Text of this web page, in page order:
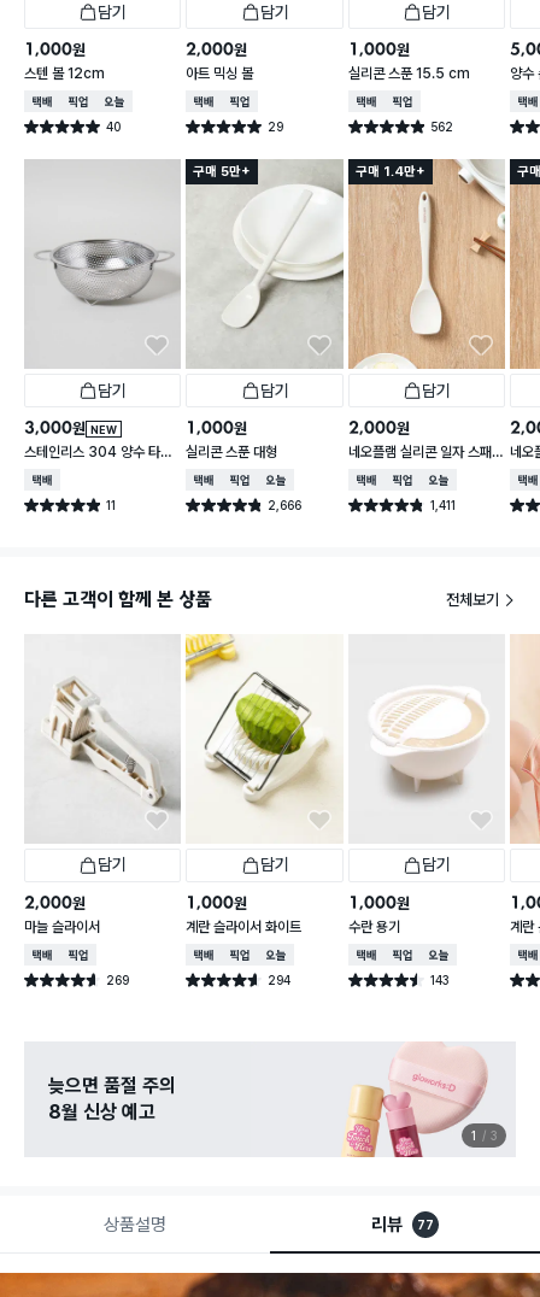
담기
1,000원
스텐 볼 12cm
택배배송매장픽업오늘배송
별점 5.0점 40
건 작성
담기
2,000원
아트 믹싱 볼
택배배송매장픽업
별점 5.0점 29
건 작성
담기
1,000원
실리콘 스푼 15.5 cm
택배배송매장픽업
별점 4.9점 562
건 작성
양수
택배
별점
담기
NEW
3,000원
스테인리스 304 양수 타공
채반 19 cm
택배배송
별점 4.9점 11
건 작성
구매 5만+
담기
1,000원
실리콘 스푼 대형
택배배송매장픽업오늘배송
별점 4.8점 2,666
건 작성
구매 1.4만+
담기
2,000원
네오플램 실리콘 일자 스패
츌러
택배배송매장픽업오늘배송
별점 4.8점 1,411
건 작성
구
네오
택배
별점
다른 고객이 함께 본 상품 전체보기
담기
2,000원
마늘 슬라이서
택배배송매장픽업
별점 4.6점 269
건 작성
담기
1,000원
계란 슬라이서 화이트
택배배송매장픽업오늘배송
별점 4.6점 294
건 작성
담기
1,000원
수란 용기
택배배송매장픽업오늘배송
별점 4.5점 143
건 작성
계란
택배
별점
늦으면 품절 주의
8월 신상 예고
1 3
상품설명 리뷰 77